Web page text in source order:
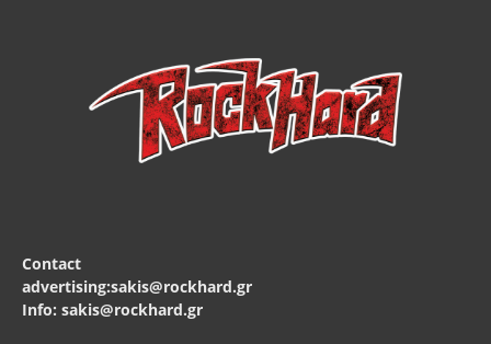
Contact
advertising:sakis@rockhard.gr
Info: sakis@rockhard.gr